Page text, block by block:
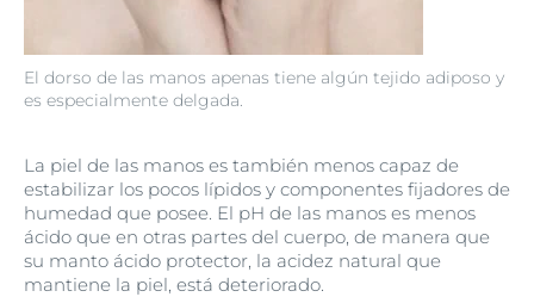
El dorso de las manos apenas tiene algún tejido adiposo y
es especialmente delgada.
La piel de las manos es también menos capaz de
estabilizar los pocos lípidos y componentes fijadores de
humedad que posee. El pH de las manos es menos
ácido que en otras partes del cuerpo, de manera que
su manto ácido protector, la acidez natural que
mantiene la piel, está deteriorado.